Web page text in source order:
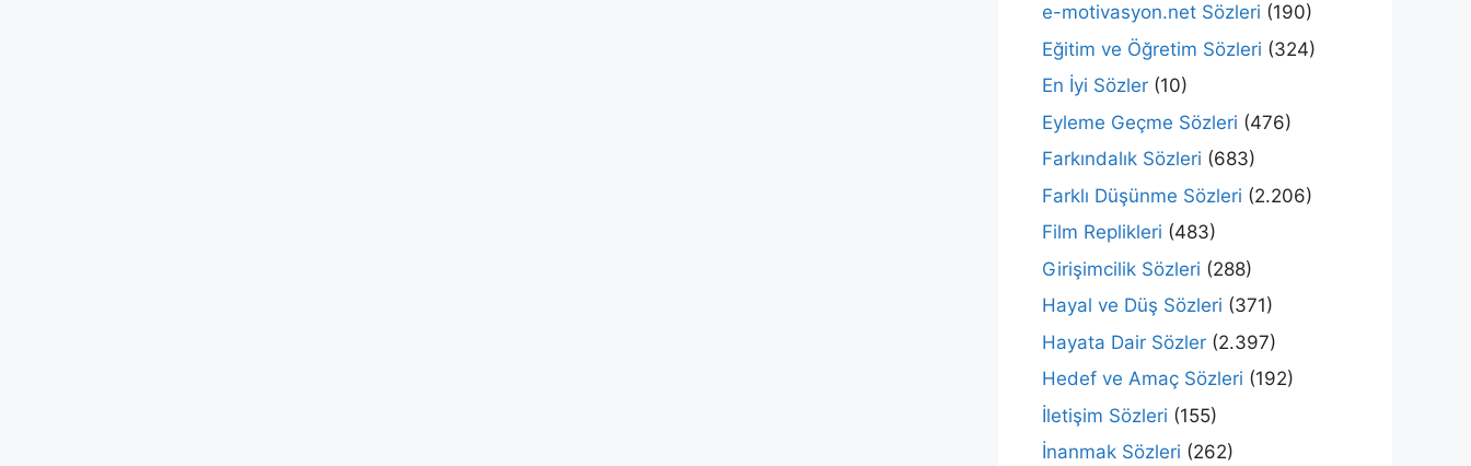
e-motivasyon.net Sözleri (190)
Eğitim ve Öğretim Sözleri (324)
En İyi Sözler (10)
Eyleme Geçme Sözleri (476)
Farkındalık Sözleri (683)
Farklı Düşünme Sözleri (2.206)
Film Replikleri (483)
Girişimcilik Sözleri (288)
Hayal ve Düş Sözleri (371)
Hayata Dair Sözler (2.397)
Hedef ve Amaç Sözleri (192)
İletişim Sözleri (155)
İnanmak Sözleri (262)